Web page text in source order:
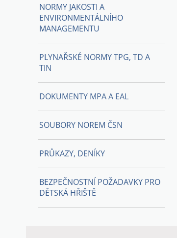
NORMY JAKOSTI A
ENVIRONMENTÁLNÍHO
MANAGEMENTU
PLYNAŘSKÉ NORMY TPG, TD A
TIN
DOKUMENTY MPA A EAL
SOUBORY NOREM ČSN
PRŮKAZY, DENÍKY
BEZPEČNOSTNÍ POŽADAVKY PRO
DĚTSKÁ HŘIŠTĚ